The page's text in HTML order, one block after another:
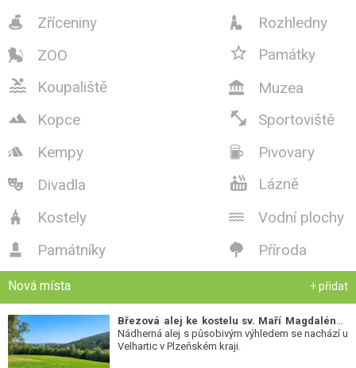
 Zříceniny  Rozhledny
 ZOO  Památky
 Koupaliště  Muzea
 Kopce  Sportoviště
 Kempy  Pivovary
 Divadla  Lázně
 Kostely  Vodní plochy
 Památníky  Příroda
Nová místa + přidat
Březová alej ke kostelu sv. Maří Magdalény-
Nádherná alej s působivým výhledem se nachází u
Velhartic v Plzeňském kraji.